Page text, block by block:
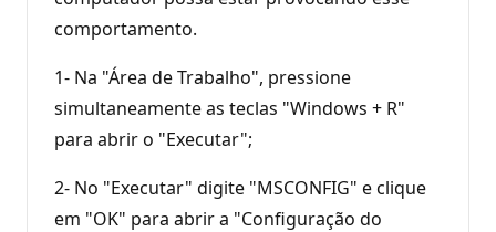
comportamento.
1- Na "Área de Trabalho", pressione
simultaneamente as teclas "Windows + R"
para abrir o "Executar";
2- No "Executar" digite "MSCONFIG" e clique
em "OK" para abrir a "Configuração do